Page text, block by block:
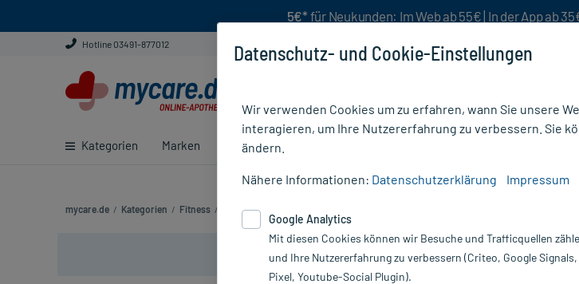
5€* für Neukunden: Im Web ab 55€ | In der App ab
Hotline 03491-877012
Kategorien Marken Ratgeber
mycare.de / Kategorien / Fitness / Abnehmen & Diät
Nur für kurze Zeit:Gratis-Versand* ab
Datenschutz- und Cookie-Einstellungen
Wir verwenden Cookies um zu erfahren, wann Sie unsere
interagieren, um Ihre Nutzererfahrung zu verbessern. Sie
ändern.
Nähere Informationen: Datenschutzerklärung Impressum
Google Analytics
Mit diesen Cookies können wir Besuche und Trafficquellen
und Ihre Nutzererfahrung zu verbessern (Criteo, Google
Pixel, Youtube-Social Plugin).